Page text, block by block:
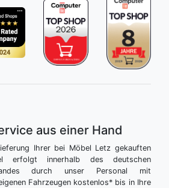
aus einer Hand
Ihrer bei Möbel Letz gekauften
erfolgt innerhalb des deutschen
durch unser Personal mit
Fahrzeugen kostenlos* bis in Ihre